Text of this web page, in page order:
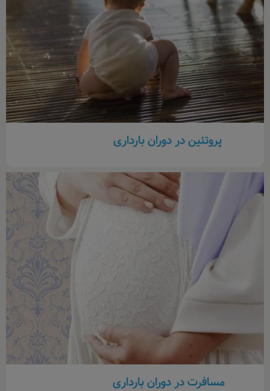
پروتئین در دوران بارداری
مسافرت در دوران بارداری